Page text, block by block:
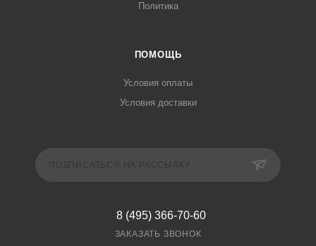
Политика
ПОМОЩЬ
Условия оплаты
Условия доставки
8 (495) 366-70-60
ЗАКАЗАТЬ ЗВОНОК